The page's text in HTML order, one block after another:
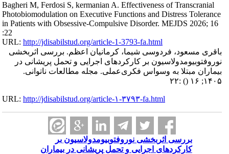
Bagheri M, Ferdosi S, kermanian A. Effectiveness of Transcranial
Photobiomodulation on Executive Functions and Distress Tolerance
in Patients with Obsessive-Compulsive Disorder. MEJDS 2026; 16
:22
URL:http://jdisabilstud.org/article-1-3793-fa.html
باقری مسعود، فردوسی شیما، کرمانیان اعظم. بررسی اثربخشی
نوروفتوبیومدولاسیون بر کارکردهای اجرایی و تحمل پریشانی در
بیماران مبتلا به وسواس فکری‌عملی. مجله مطالعات ناتوانی.
۱۴۰۵; ۱۶
() :۲۲
URL:http://jdisabilstud.org/article-۱-۳۷۹۳-fa.html
بررسی اثربخشی نوروفتوبیومدولاسیون بر
کارکردهای اجرایی و تحمل پریشانی در بیماران